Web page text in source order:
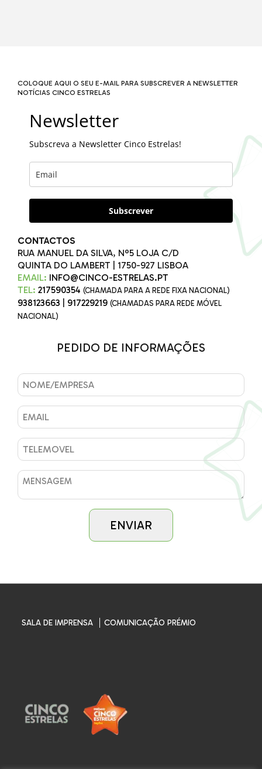
COLOQUE AQUI O SEU E-MAIL PARA SUBSCREVER A NEWSLETTER
NOTÍCIAS CINCO ESTRELAS
Newsletter
Subscreva a Newsletter Cinco Estrelas!
Subscrever
CONTACTOS
RUA MANUEL DA SILVA, Nº5 LOJA C/D
QUINTA DO LAMBERT | 1750-927 LISBOA
EMAIL: INFO@CINCO-ESTRELAS.PT
TEL: 217590354 (CHAMADA PARA A REDE FIXA NACIONAL)
938123663 917229219 (CHAMADAS PARA REDE MÓVEL
NACIONAL)
PEDIDO DE INFORMAÇÕES
SALA DE IMPRENSA COMUNICAÇÃO PRÉMIO